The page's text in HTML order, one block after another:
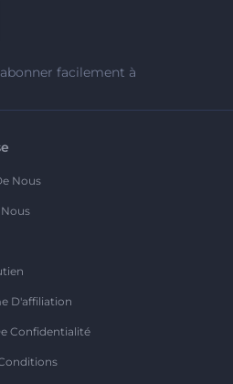
facilement à
Nous
D'affiliation
Confidentialité